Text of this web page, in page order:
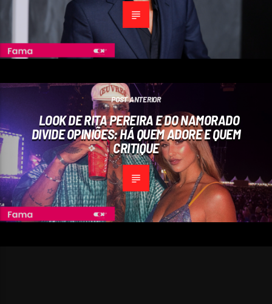
POST ANTERIOR
LOOK DE RITA PEREIRA E DO NAMORADO
DIVIDE OPINIÕES: HÁ QUEM ADORE E QUEM
CRITIQUE